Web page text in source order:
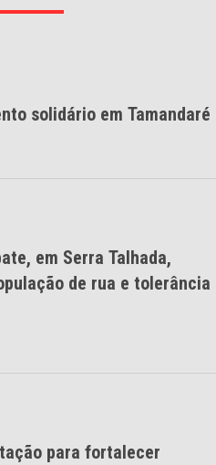
solidário em Tamandaré
em Serra Talhada,
de rua e tolerância
para fortalecer